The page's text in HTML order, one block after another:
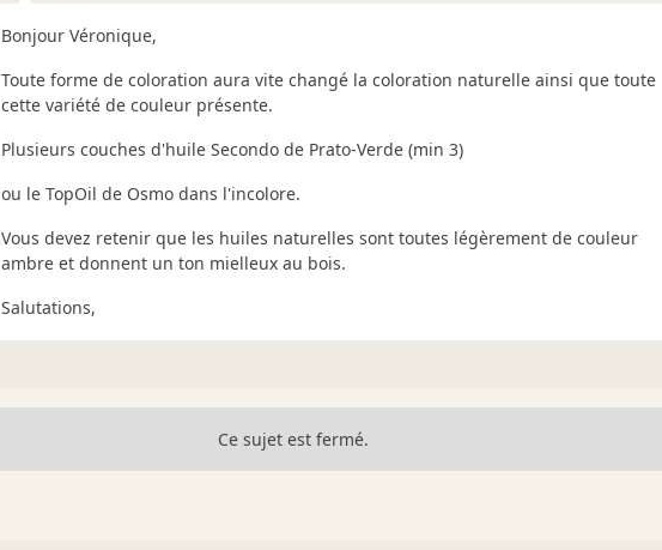
Bonjour Véronique,
Toute forme de coloration aura vite changé la coloration naturelle ainsi que toute
cette variété de couleur présente.
Plusieurs couches d'huile Secondo de Prato-Verde (min 3)
ou le TopOil de Osmo dans l'incolore.
Vous devez retenir que les huiles naturelles sont toutes légèrement de couleur
ambre et donnent un ton mielleux au bois.
Salutations,
Ce sujet est fermé.